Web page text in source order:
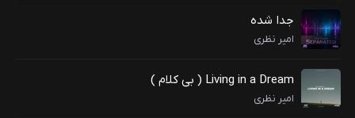
جدا شده
امیر نظری
Living in a Dream ( بی کلام )
امیر نظری